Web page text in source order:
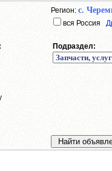
Регион: с.
вся Россия
Подраздел: